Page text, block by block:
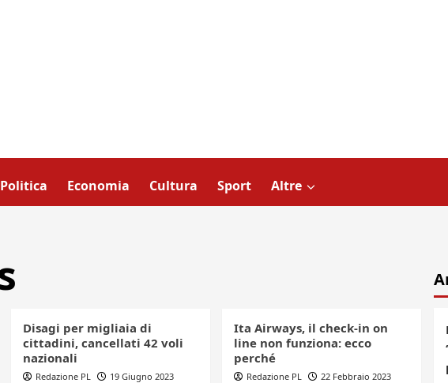
Politica Economia Cultura Sport Altre
Disagi per migliaia di
cittadini, cancellati 42 voli
nazionali
Redazione PL 19 Giugno 2023
Ita Airways, il check-in on
line non funziona: ecco
perché
Redazione PL 22 Febbraio 2023